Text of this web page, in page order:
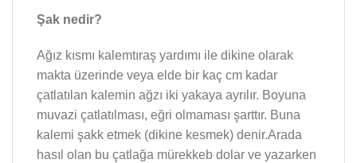
Şak nedir?
Ağız kısmı kalemtıraş yardımı ile dikine olarak
makta üzerinde veya elde bir kaç cm kadar
çatlatılan kalemin ağzı iki yakaya ayrılır. Boyuna
muvazi çatlatılması, eğri olmaması şarttır. Buna
kalemi şakk etmek (dikine kesmek) denir.Arada
hasıl olan bu çatlağa mürekkeb dolar ve yazarken